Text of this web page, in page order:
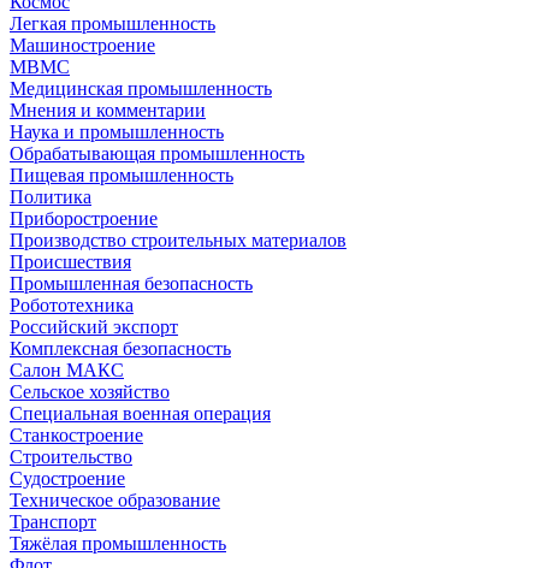
Легкая промышленность
Машиностроение
МВМС
Медицинская промышленность
Мнения и комментарии
Наука и промышленность
Обрабатывающая промышленность
Пищевая промышленность
Политика
Приборостроение
Производство строительных материалов
Происшествия
Промышленная безопасность
Робототехника
Российский экспорт
Комплексная безопасность
Салон МАКС
Сельское хозяйство
Специальная военная операция
Станкостроение
Строительство
Судостроение
Техническое образование
Транспорт
Тяжёлая промышленность